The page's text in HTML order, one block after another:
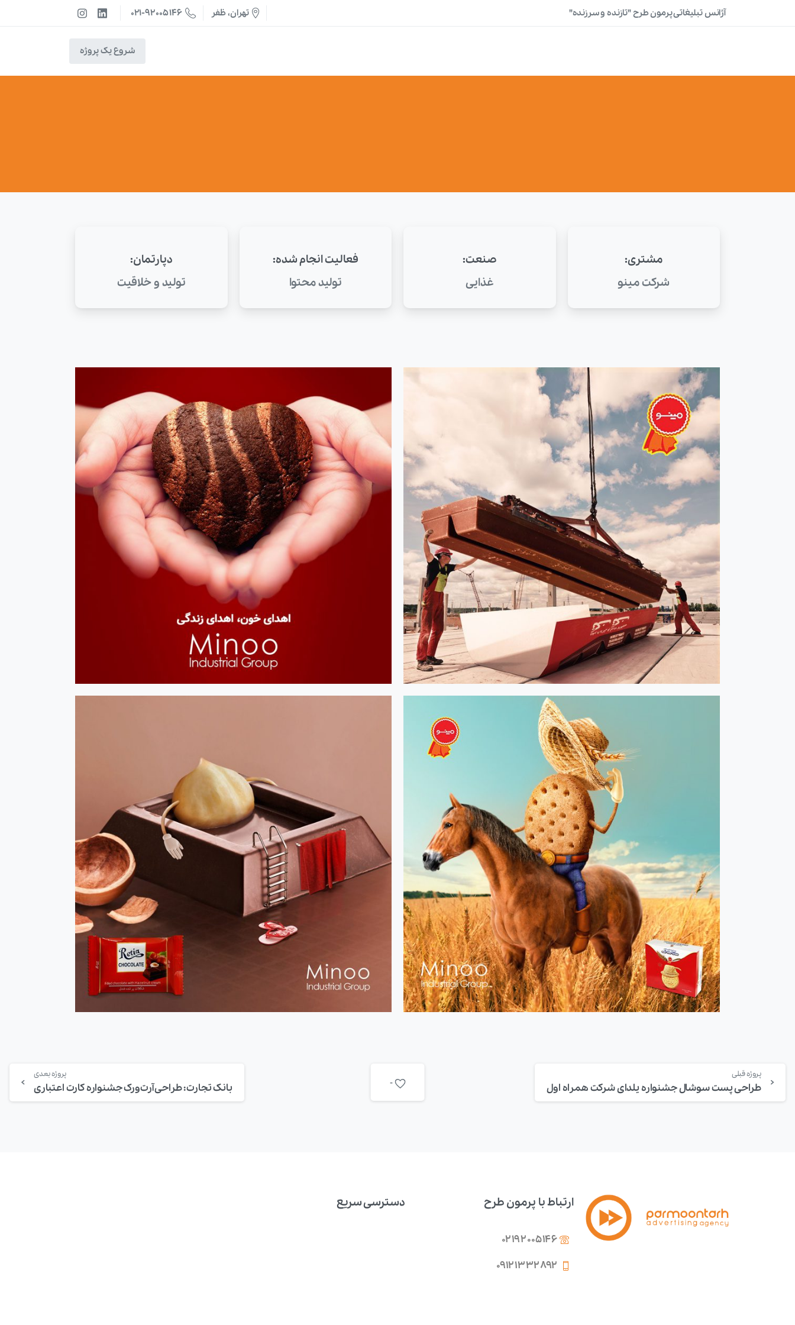
آژانس تبلیغاتی پرمون طرح "تازنده و سرزنده" تهران، ظفر 021-92005146
شروع یک پروژه
مشتری:
شرکت مینو
صنعت:
غذایی
فعالیت انجام شده:
تولید محتوا
دپارتمان:
تولید و خلاقیت
پروژه قبلی
طراحی پست سوشال جشنواره یلدای شرکت همراه اول
پروژه بعدی
بانک تجارت: طراحی آرت‌ورک جشنواره کارت اعتباری -
ارتباط با پرمون طرح
02192005146
۰۹۱۲۱۳۳۲۸۹۲
دسترسی سریع